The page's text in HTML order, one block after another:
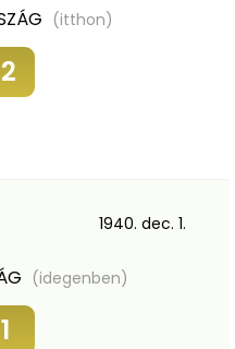
(itthon)
1940. dec. 1.
(idegenben)